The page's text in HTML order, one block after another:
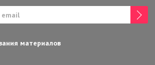
материалов